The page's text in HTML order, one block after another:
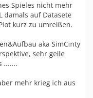
Spieles nicht mehr
damals auf Datasete
kurz zu umreißen.
aka SimCinty
sehr geile
.......
mehr krieg ich aus